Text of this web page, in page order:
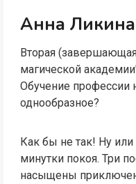
Анна Ликина
Вторая
магической
Обучение профессии
однообразное?
Как бы не так! Ну или
минутки покоя. Три
насыщены